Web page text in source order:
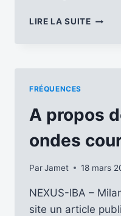
LIRE LA SUITE
FRÉQUENCES
A propos
ondes
ParJamet 18 mars
NEXUS-IBA –
site un article